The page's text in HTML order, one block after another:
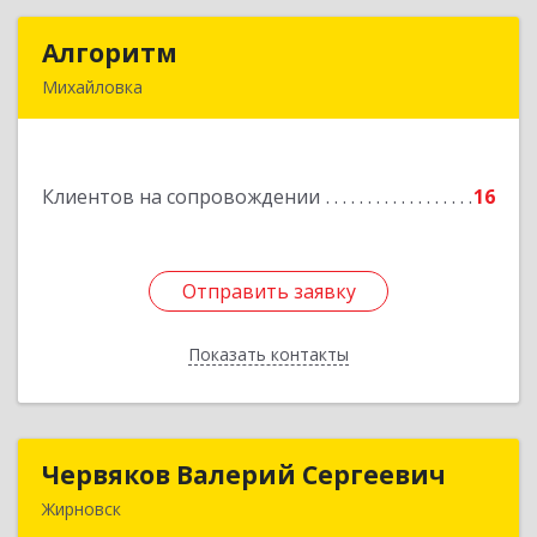
Алгоритм
Михайловка
Клиентов на сопровождении 16
Отправить заявку
Показать контакты
Отправить заявку
Назад
Червяков Валерий Сергеевич
Жирновск
Червяков Валерий Сергеевич